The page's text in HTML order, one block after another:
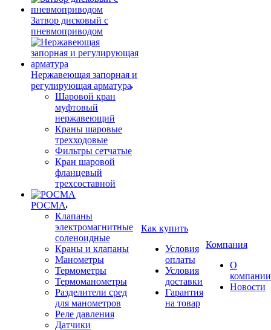
Затвор дисковый с
пневмоприводом
Нержавеющая запорная и
регулирующая арматура
Шаровой кран
муфтовый
нержавеющий
Краны шаровые
трехходовые
Фильтры сетчатые
Кран шаровой
фланцевый
трехсоставной
РОСМА
Клапаны
электромагнитные
соленоидные
Краны и клапаны
Манометры
Термометры
Термоманометры
Разделители сред
для манометров
Реле давления
Датчики
Как купить
Условия
оплаты
Условия
доставки
Гарантия
на товар
Компания
О
компании
Новости